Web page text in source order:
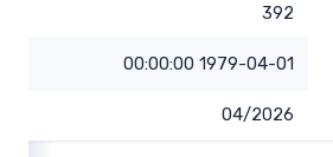
392
1979-04-01 00:00:00
04/2026